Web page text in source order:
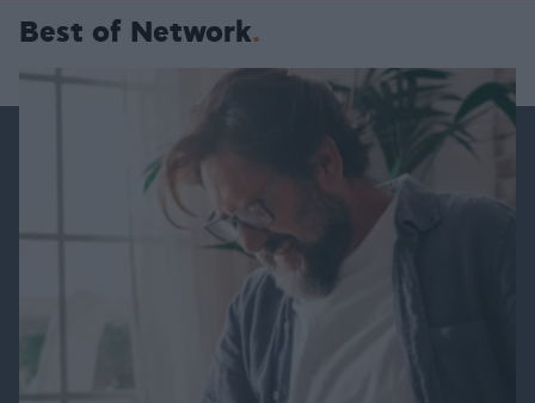
Best of Network